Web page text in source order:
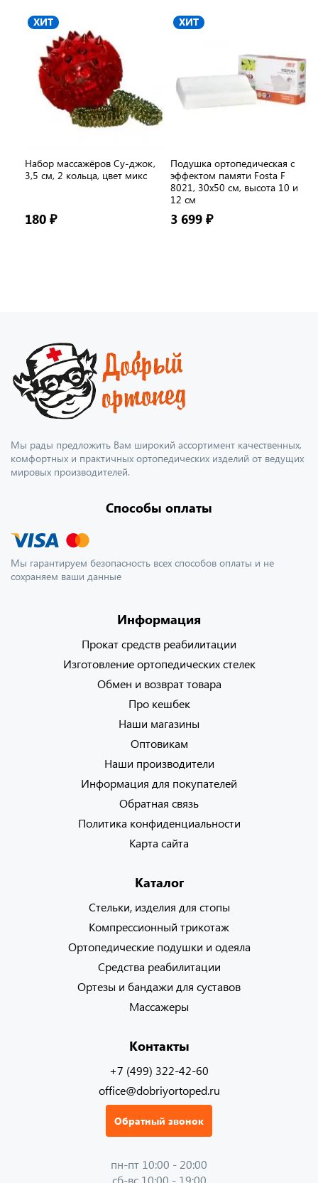
ХИТ
Набор массажёров Су-джок,
3,5 см, 2 кольца, цвет микс
180 ₽
ХИТ
Подушка ортопедическая с
эффектом памяти Fosta F
8021, 30х50 см, высота 10 и
12 см
3 699 ₽
Мы рады предложить Вам широкий ассортимент качественных,
комфортных и практичных ортопедических изделий от ведущих
мировых производителей.
Способы оплаты
Мы гарантируем безопасность всех способов оплаты и не
сохраняем ваши данные
Информация
Прокат средств реабилитации
Изготовление ортопедических стелек
Обмен и возврат товара
Про кешбек
Наши магазины
Оптовикам
Наши производители
Информация для покупателей
Обратная связь
Политика конфиденциальности
Карта сайта
Каталог
Стельки, изделия для стопы
Компрессионный трикотаж
Ортопедические подушки и одеяла
Средства реабилитации
Ортезы и бандажи для суставов
Массажеры
Контакты
+7 (499) 322-42-60
office@dobriyortoped.ru
Обратный звонок
пн-пт 10:00 - 20:00
сб-вс 10:00 - 19:00